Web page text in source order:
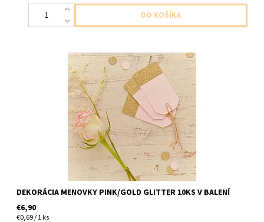
papierove visiace stitky ruzova a zlata na darceky ,oznacenie atd
10ks v balení velkost 7,5cm
DEKORÁCIA MENOVKY PINK/GOLD GLITTER 10KS V BALENÍ
€6,90
€0,69 / 1 ks